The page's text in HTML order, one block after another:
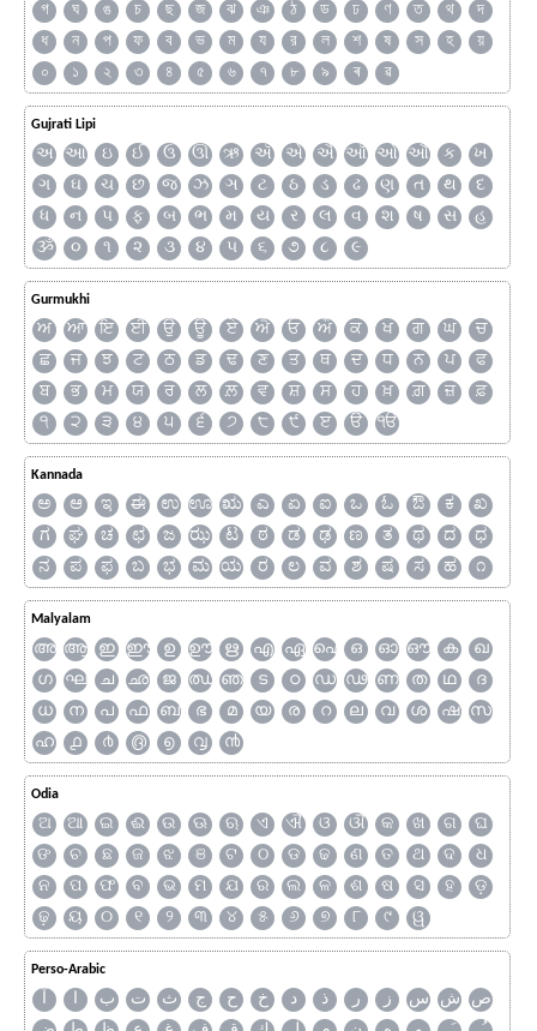
গ
ঘ ঙ চ ছ জ ঝ ঞ ঠ ড ঢ ণ ত থ
দ
ধ
ন প ফ ব ভ ম য র ল শ ষ স হ
য়
০
১ ২ ৩ ৪ ৫ ৬ ৭ ৮ ৯ ৰ ৱ
Gujrati Lipi
અ આ ઇ ઈ ઉ ઊ ઋ ઍ એ ઐ ઑ ઓ ઔ ક
ખ
ગ
ઘ ચ છ જ ઝ ઞ ટ ઠ ડ ઢ ણ ત થ
દ
ધ
ન પ ફ બ ભ મ ય ર લ વ શ ષ સ
હ
ૐ
૦ ૧ ૨ ૩ ૪ ૫ ૬ ૭ ૮ ૯
Gurmukhi
ਅ ਆ ਇ ਈ ਉ ਊ ਏ ਐ ਓ ਔ ਕ ਖ ਗ ਘ
ਚ
ਛ
ਜ ਝ ਟ ਠ ਡ ਢ ਣ ਤ ਥ ਦ ਧ ਨ ਪ
ਫ
ਬ
ਭ ਮ ਯ ਰ ਲ ਲ਼ ਵ ਸ਼ ਸ ਹ ਖ਼ ਗ਼ ਜ਼
ਫ਼
੧
੨ ੩ ੪ ੫ ੬ ੭ ੮ ੯ ੲ ੳ ੴ
Kannada
ಅ ಆ ಇ ಈ ಉ ಊ ಋ ಎ ಏ ಐ ಒ ಓ ಔ ಕ
ಖ
ಗ
ಘ ಚ ಛ ಜ ಝ ಟ ಠ ಡ ಢ ಣ ತ ಥ ದ
ಧ
ನ
ಪ ಫ ಬ ಭ ಮ ಯ ರ ಲ ವ ಶ ಷ ಸ ಹ ೧
Malyalam
അ ആ ഇ ഈ ഉ ഊ ഋ എ ഏ ഐ ഒ ഓ ഔ ക
ഖ
ഗ
ഘ ച ഛ ജ ഝ ഞ ട ഠ ഡ ഢ ണ ത ഥ
ദ
ധ
ന പ ഫ ബ ഭ മ യ ര റ ല വ ശ ഷ
സ
ഹ
൧ ൪ ൫ ൭ ൮ ൯
Odia
ଅ ଆ ଇ ଈ ଉ ଊ ଋ ଏ ଐ ଓ ଔ କ ଖ ଗ
ଘ
ଙ
ଚ ଛ ଜ ଝ ଞ ଟ ଠ ଡ ଢ ଣ ତ ଥ ଦ
ଧ
ନ
ପ ଫ ବ ଭ ମ ଯ ର ଲ ଳ ଶ ଷ ସ ହ
ଡ଼
ଢ଼
ୟ ୦ ୧ ୨ ୩ ୪ ୫ ୬ ୭ ୮ ୯ ୱ
Perso-Arabic
آ ا ب ت ث ج ح خ د ذ ر ز س ش ص